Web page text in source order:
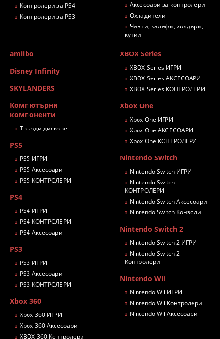
Контролери за PS4
Контролери за PS3
Аксесоари за контролери
Охладители
Чанти, калъфи, холдъри,
кутии
amiibo
Disney Infinity
SKYLANDERS
Компютърни
компоненти
Твърди дискове
PS5
PS5 ИГРИ
PS5 Аксесоари
PS5 КОНТРОЛЕРИ
PS4
PS4 ИГРИ
PS4 КОНТРОЛЕРИ
PS4 Аксесоари
PS3
PS3 ИГРИ
PS3 Аксесоари
PS3 КОНТРОЛЕРИ
Xbox 360
Xbox 360 ИГРИ
Xbox 360 Аксесоари
XBOX 360 Контролери
XBOX Series
XBOX Series ИГРИ
XBOX Series АКСЕСОАРИ
XBOX Series КОНТРОЛЕРИ
Xbox One
Xbox One ИГРИ
Xbox One АКСЕСОАРИ
Xbox One КОНТРОЛЕРИ
Nintendo Switch
Nintendo Switch ИГРИ
Nintendo Switch
КОНТРОЛЕРИ
Nintendo Switch Аксесоари
Nintendo Switch Конзоли
Nintendo Switch 2
Nintendo Switch 2 ИГРИ
Nintendo Switch 2
Контролери
Nintendo Wii
Nintendo Wii ИГРИ
Nintendo Wii Контролери
Nintendo Wii Аксесоари